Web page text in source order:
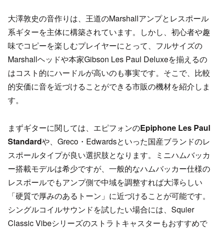
大澤敦史の音作りは、王道のMarshallアンプとレスポール
系ギターを主体に構築されています。しかし、初心者や趣
味でコピーを楽しむプレイヤーにとって、フルサイズの
Marshallヘッドや本家Gibson Les Paul Deluxeを揃えるの
はコスト的にハードルが高いのも事実です。そこで、比較
的安価に音を近づけることができる市販の機材を紹介しま
す。
まずギターに関しては、エピフォンのEpiphone Les Paul
Standardや、Greco・Edwardsといった国産ブランドのレ
スポールタイプが良い選択肢となります。ミニハムバッカ
ー搭載モデルは希少ですが、一般的なハムバッカー仕様の
レスポールでもアンプ側で中域を調整すれば大澤らしい
「硬質で厚みのあるトーン」に近づけることが可能です。
シングルコイルサウンドを試したい場合には、Squier
Classic Vibeシリーズのストラトキャスターもおすすめで